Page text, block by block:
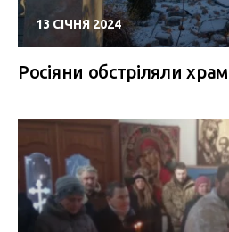
13 СІЧНЯ 2024
Росіяни обстріляли храм